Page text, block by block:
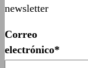
newsletter
Correo
electrónico*